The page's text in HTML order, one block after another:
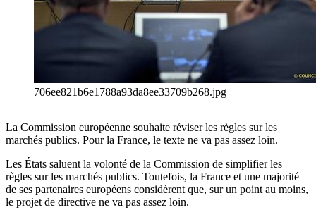
706ee821b6e1788a93da8ee33709b268.jpg
La Commission européenne souhaite réviser les règles sur les
marchés publics. Pour la France, le texte ne va pas assez loin.
Les États saluent la volonté de la Commission de simplifier les
règles sur les marchés publics. Toutefois, la France et une majorité
de ses partenaires européens considèrent que, sur un point au moins,
le projet de directive ne va pas assez loin.